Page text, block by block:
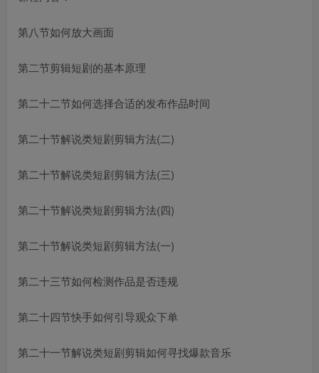
第八节如何放大画面
第二节剪辑短剧的基本原理
第二十二节如何选择合适的发布作品时间
第二十节解说类短剧剪辑方法(二)
第二十节解说类短剧剪辑方法(三)
第二十节解说类短剧剪辑方法(四)
第二十节解说类短剧剪辑方法(一)
第二十三节如何检测作品是否违规
第二十四节快手如何引导观众下单
第二十一节解说类短剧剪辑如何寻找爆款音乐